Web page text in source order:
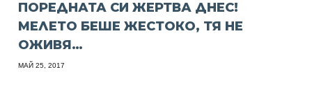
ПОРЕДНАТА СИ ЖЕРТВА ДНЕС!
МЕЛЕТО БЕШЕ ЖЕСТОКО, ТЯ НЕ
ОЖИВЯ…
МАЙ 25, 2017